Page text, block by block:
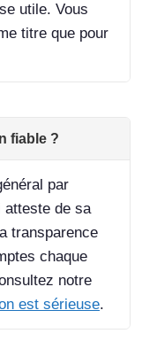
utile. Vous
titre que pour
fiable ?
par
atteste de sa
transparence
chaque
notre
est sérieuse.